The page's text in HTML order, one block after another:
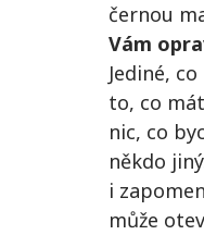
černou
Vám
Jediné,
to, co
nic, co
někdo
i
může